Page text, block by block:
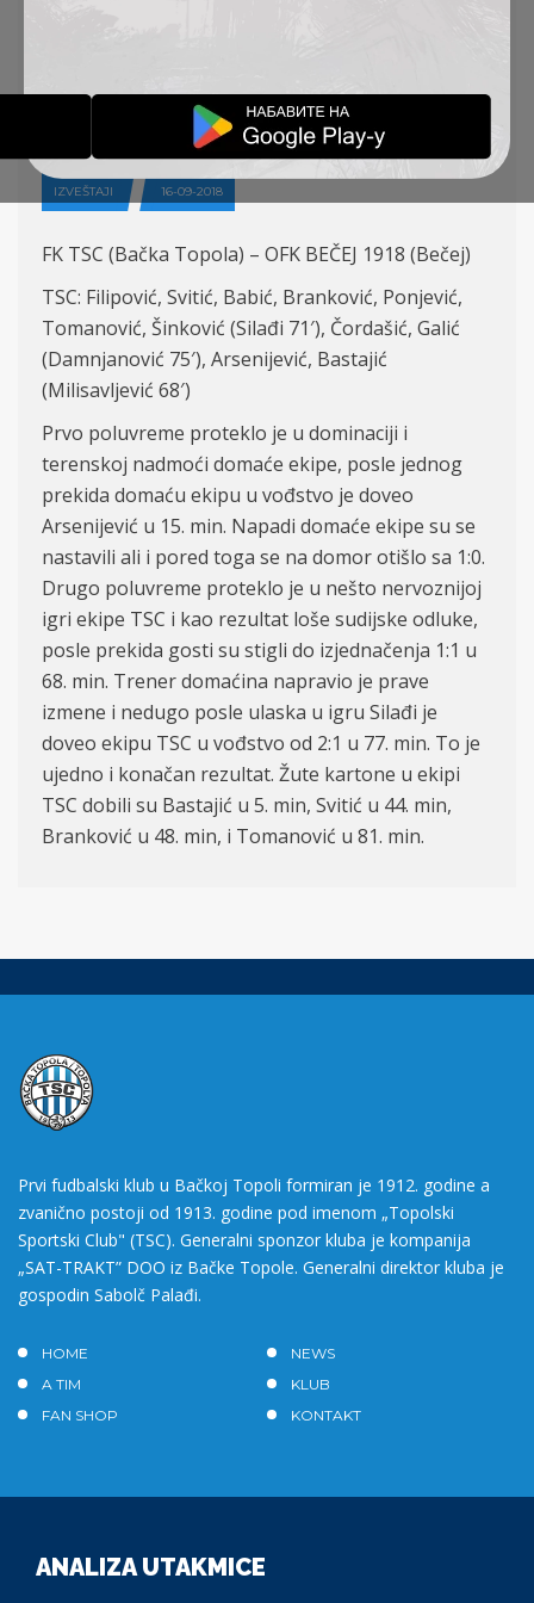
SRBIJE – 7. KOLO
IZVEŠTAJI 16-09-2018
FK TSC (Bačka Topola) – OFK BEČEJ 1918 (Bečej)
TSC: Filipović, Svitić, Babić, Branković, Ponjević,
Tomanović, Šinković (Silađi 71′), Čordašić, Galić
(Damnjanović 75′), Arsenijević, Bastajić
(Milisavljević 68′)
Prvo poluvreme proteklo je u dominaciji i
terenskoj nadmoći domaće ekipe, posle jednog
prekida domaću ekipu u vođstvo je doveo
Arsenijević u 15. min. Napadi domaće ekipe su se
nastavili ali i pored toga se na domor otišlo sa 1:0.
Drugo poluvreme proteklo je u nešto nervoznijoj
igri ekipe TSC i kao rezultat loše sudijske odluke,
posle prekida gosti su stigli do izjednačenja 1:1 u
68. min. Trener domaćina napravio je prave
izmene i nedugo posle ulaska u igru Silađi je
doveo ekipu TSC u vođstvo od 2:1 u 77. min. To je
ujedno i konačan rezultat. Žute kartone u ekipi
TSC dobili su Bastajić u 5. min, Svitić u 44. min,
Branković u 48. min, i Tomanović u 81. min.
Prvi fudbalski klub u Bačkoj Topoli formiran je 1912. godine a
zvanično postoji od 1913. godine pod imenom „Topolski
Sportski Club" (TSC). Generalni sponzor kluba je kompanija
„SAT-TRAKT” DOO iz Bačke Topole. Generalni direktor kluba je
gospodin Sabolč Palađi.
HOME
NEWS
A TIM
KLUB
FAN SHOP
KONTAKT
ANALIZA UTAKMICE